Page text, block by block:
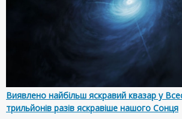
Виявлено найбільш яскравий квазар у
трильйонів разів яскравіше нашого Сонця